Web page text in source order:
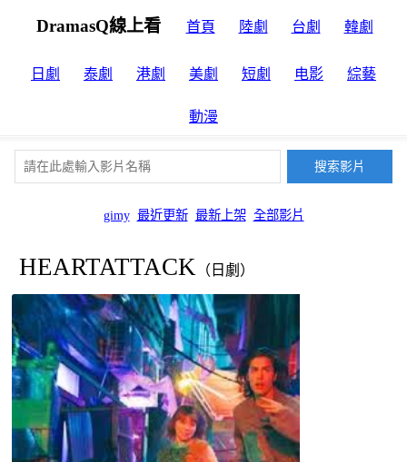
DramasQ線上看 首頁 陸劇 台劇 韓劇
日劇 泰劇 港劇 美劇 短劇 电影 綜藝
動漫
gimy 最近更新 最新上架 全部影片
HEARTATTACK （日劇）